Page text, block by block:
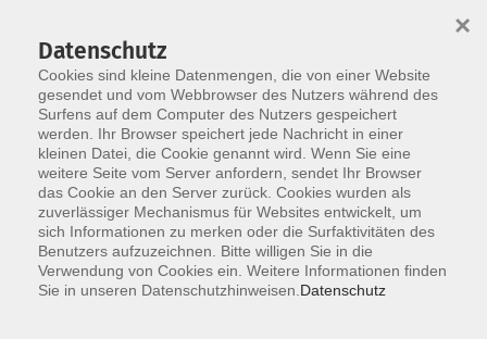
Skip to main content
Der Kurs konnte nicht gefunden werden.
Datenschutz
Cookies sind kleine Datenmengen, die von einer Website
gesendet und vom Webbrowser des Nutzers während des
Surfens auf dem Computer des Nutzers gespeichert
werden. Ihr Browser speichert jede Nachricht in einer
kleinen Datei, die Cookie genannt wird. Wenn Sie eine
weitere Seite vom Server anfordern, sendet Ihr Browser
das Cookie an den Server zurück. Cookies wurden als
zuverlässiger Mechanismus für Websites entwickelt, um
sich Informationen zu merken oder die Surfaktivitäten des
Benutzers aufzuzeichnen. Bitte willigen Sie in die
Verwendung von Cookies ein. Weitere Informationen finden
Sie in unseren Datenschutzhinweisen. Datenschutz
×